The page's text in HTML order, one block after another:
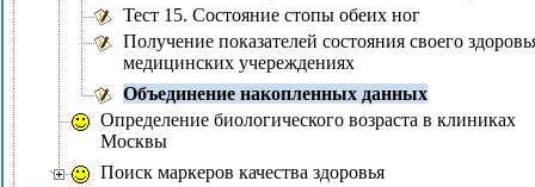
Тест 15. Состояние стопы обеих ног
Получение показателей состояния своего
медицинских учереждениях
Объединение накопленных данных
Определение биологического возраста в клиниках
Москвы
Поиск маркеров качества здоровья